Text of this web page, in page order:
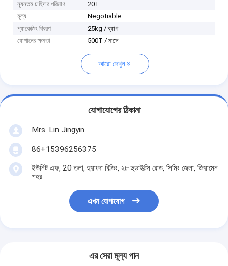
ন্যূনতম চাহিদার পরিমাণ
20T
মূল্য
Negotiable
প্যাকেজিং বিবরণ
25kg / ব্যাগ
যোগানের ক্ষমতা
500T / মাসে
আরো দেখুন
যোগাযোগের ঠিকানা
Mrs. Lin Jingyin
86+15396256375
ইউনিট এফ, 20 তলা, হুয়াংদা বিল্ডিং, ২৮ হুডাইক্সি রোড, সিমিং জেলা, জিয়ামেন
শহর
এখন যোগাযোগ
এর সেরা মূল্য পান